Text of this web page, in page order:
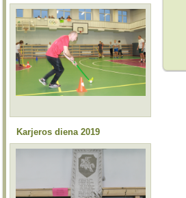
Karjeros diena 2019